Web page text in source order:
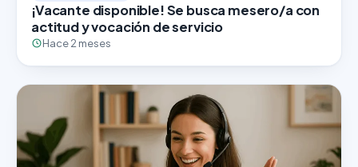
¡Vacante disponible! Se busca mesero/a con
actitud y vocación de servicio
Hace 2 meses